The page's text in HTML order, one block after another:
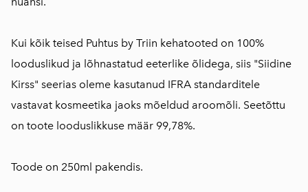
Kui kõik teised Puhtus by Triin kehatooted on 100%
looduslikud ja lõhnastatud eeterlike õlidega, siis "Siidine
Kirss" seerias oleme kasutanud IFRA standarditele
vastavat kosmeetika jaoks mõeldud aroomõli. Seetõttu
on toote looduslikkuse määr 99,78%.
Toode on 250ml pakendis.